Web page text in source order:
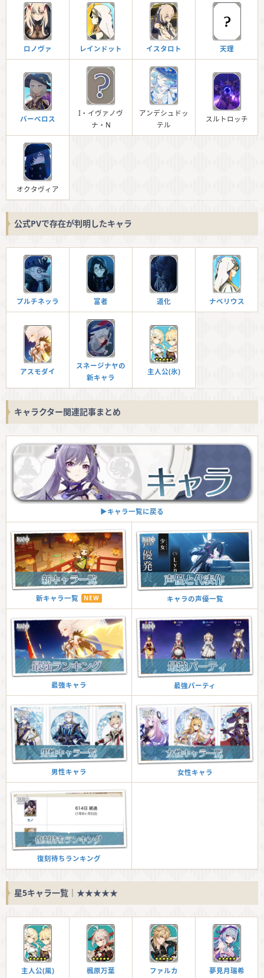
ロノヴァ レインドット イスタロト 天理
バーべロス
I・イヴァノヴ
ナ・N
アンデシュドッ
テル
スルトロッチ
オクタヴィア
公式PVで存在が判明したキャラ
プルチネッラ 富者 道化 ナベリウス
アスモダイ
スネージナヤの
新キャラ
主人公(氷)
キャラクター関連記事まとめ
▶︎キャラ一覧に戻る
新キャラ一覧 NEW キャラの声優一覧
最強キャラ 最強パーティ
男性キャラ 女性キャラ
復刻待ちランキング
星5キャラ一覧｜★★★★★
主人公(風) 楓原万葉 ファルカ 夢見月瑞希